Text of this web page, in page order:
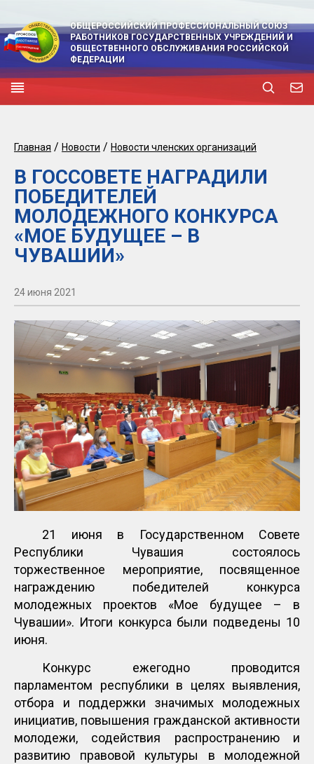
ОБЩЕРОССИЙСКИЙ ПРОФЕССИОНАЛЬНЫЙ СОЮЗ
РАБОТНИКОВ ГОСУДАРСТВЕННЫХ УЧРЕЖДЕНИЙ И
ОБЩЕСТВЕННОГО ОБСЛУЖИВАНИЯ РОССИЙСКОЙ
ФЕДЕРАЦИИ
Главная / Новости / Новости членских организаций
В ГОССОВЕТЕ НАГРАДИЛИ
ПОБЕДИТЕЛЕЙ
МОЛОДЕЖНОГО КОНКУРСА
«МОЕ БУДУЩЕЕ – В
ЧУВАШИИ»
24 июня 2021
21 июня в Государственном Совете
Республики Чувашия состоялось
торжественное мероприятие, посвященное
награждению победителей конкурса
молодежных проектов «Мое будущее – в
Чувашии». Итоги конкурса были подведены 10
июня.
Конкурс ежегодно проводится
парламентом республики в целях выявления,
отбора и поддержки значимых молодежных
инициатив, повышения гражданской активности
молодежи, содействия распространению и
развитию правовой культуры в молодежной